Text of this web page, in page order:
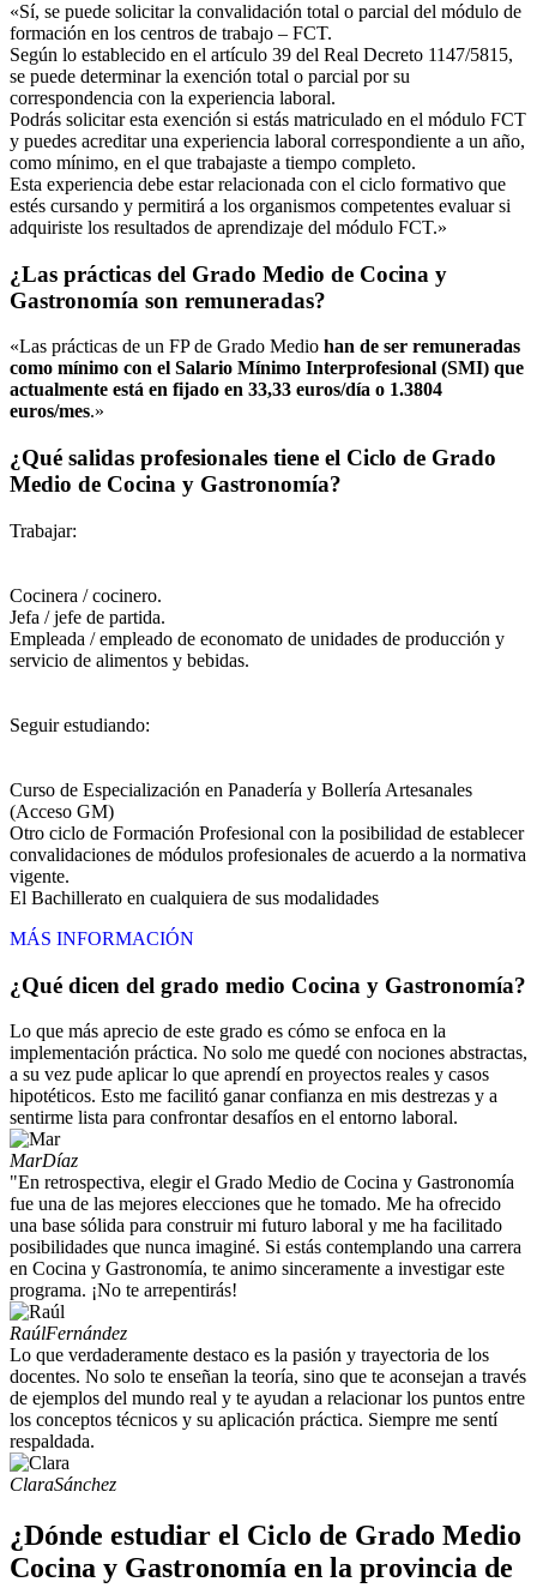
«Sí, se puede solicitar la convalidación total o parcial del módulo de
formación en los centros de trabajo – FCT.
Según lo establecido en el artículo 39 del Real Decreto 1147/5815,
se puede determinar la exención total o parcial por su
correspondencia con la experiencia laboral.
Podrás solicitar esta exención si estás matriculado en el módulo FCT
y puedes acreditar una experiencia laboral correspondiente a un año,
como mínimo, en el que trabajaste a tiempo completo.
Esta experiencia debe estar relacionada con el ciclo formativo que
estés cursando y permitirá a los organismos competentes evaluar si
adquiriste los resultados de aprendizaje del módulo FCT.»
¿Las prácticas del Grado Medio de Cocina y
Gastronomía son remuneradas?
«Las prácticas de un FP de Grado Medio han de ser remuneradas
como mínimo con el Salario Mínimo Interprofesional (SMI) que
actualmente está en fijado en 33,33 euros/día o 1.3804
euros/mes.»
¿Qué salidas profesionales tiene el Ciclo de Grado
Medio de Cocina y Gastronomía?
Trabajar:
Cocinera / cocinero.
Jefa / jefe de partida.
Empleada / empleado de economato de unidades de producción y
servicio de alimentos y bebidas.
Seguir estudiando:
Curso de Especialización en Panadería y Bollería Artesanales
(Acceso GM)
Otro ciclo de Formación Profesional con la posibilidad de establecer
convalidaciones de módulos profesionales de acuerdo a la normativa
vigente.
El Bachillerato en cualquiera de sus modalidades
MÁS INFORMACIÓN
¿Qué dicen del grado medio Cocina y Gastronomía?
Lo que más aprecio de este grado es cómo se enfoca en la
implementación práctica. No solo me quedé con nociones abstractas,
a su vez pude aplicar lo que aprendí en proyectos reales y casos
hipotéticos. Esto me facilitó ganar confianza en mis destrezas y a
sentirme lista para confrontar desafíos en el entorno laboral.
MarDíaz
"En retrospectiva, elegir el Grado Medio de Cocina y Gastronomía
fue una de las mejores elecciones que he tomado. Me ha ofrecido
una base sólida para construir mi futuro laboral y me ha facilitado
posibilidades que nunca imaginé. Si estás contemplando una carrera
en Cocina y Gastronomía, te animo sinceramente a investigar este
programa. ¡No te arrepentirás!
RaúlFernández
Lo que verdaderamente destaco es la pasión y trayectoria de los
docentes. No solo te enseñan la teoría, sino que te aconsejan a través
de ejemplos del mundo real y te ayudan a relacionar los puntos entre
los conceptos técnicos y su aplicación práctica. Siempre me sentí
respaldada.
ClaraSánchez
¿Dónde estudiar el Ciclo de Grado Medio
Cocina y Gastronomía en la provincia de